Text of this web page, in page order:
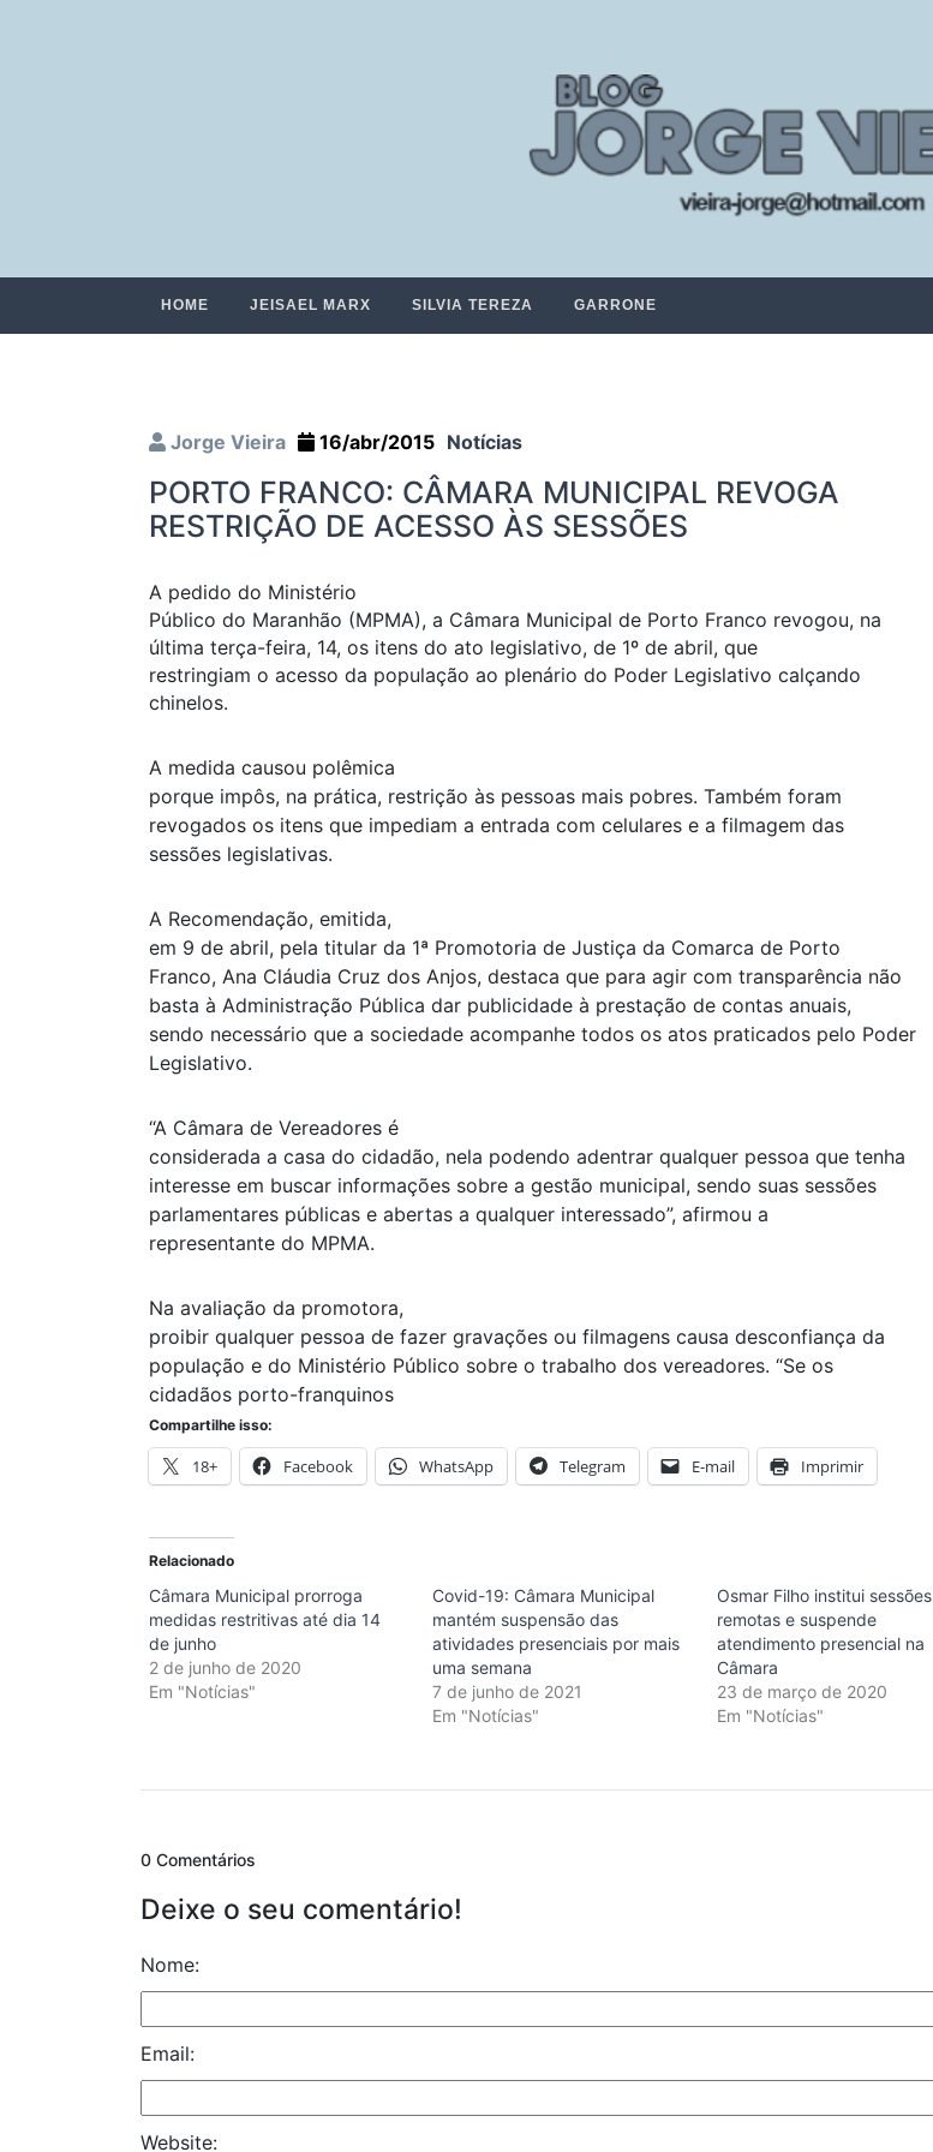
HOME JEISAEL MARX SILVIA TEREZA GARRONE
Jorge Vieira 16/abr/2015 Notícias
PORTO FRANCO: CÂMARA MUNICIPAL REVOGA
RESTRIÇÃO DE ACESSO ÀS SESSÕES
A pedido do Ministério
Público do Maranhão (MPMA), a Câmara Municipal de Porto Franco revogou, na
última terça-feira, 14, os itens do ato legislativo, de 1º de abril, que
restringiam o acesso da população ao plenário do Poder Legislativo calçando
chinelos.
A medida causou polêmica
porque impôs, na prática, restrição às pessoas mais pobres. Também foram
revogados os itens que impediam a entrada com celulares e a filmagem das
sessões legislativas.
A Recomendação, emitida,
em 9 de abril, pela titular da 1ª Promotoria de Justiça da Comarca de Porto
Franco, Ana Cláudia Cruz dos Anjos, destaca que para agir com transparência não
basta à Administração Pública dar publicidade à prestação de contas anuais,
sendo necessário que a sociedade acompanhe todos os atos praticados pelo Poder
Legislativo.
“A Câmara de Vereadores é
considerada a casa do cidadão, nela podendo adentrar qualquer pessoa que tenha
interesse em buscar informações sobre a gestão municipal, sendo suas sessões
parlamentares públicas e abertas a qualquer interessado”, afirmou a
representante do MPMA.
Na avaliação da promotora,
proibir qualquer pessoa de fazer gravações ou filmagens causa desconfiança da
população e do Ministério Público sobre o trabalho dos vereadores. “Se os
cidadãos porto-franquinos
Compartilhe isso:
18+ Facebook WhatsApp Telegram E-mail Imprimir
Relacionado
Câmara Municipal prorroga
medidas restritivas até dia 14
de junho
2 de junho de 2020
Em "Notícias"
Covid-19: Câmara Municipal
mantém suspensão das
atividades presenciais por mais
uma semana
7 de junho de 2021
Em "Notícias"
Osmar Filho institui sessões
remotas e suspende
atendimento presencial na
Câmara
23 de março de 2020
Em "Notícias"
0 Comentários
Deixe o seu comentário!
Nome:
Email:
Website: